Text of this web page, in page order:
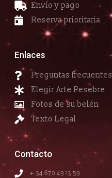
Envío y pago
Reserva prioritaria
Enlaces
Preguntas frecuentes
Elegir Arte Pesebre
Fotos de su belén
Texto Legal
Contacto
+ 34 670 49 13 59